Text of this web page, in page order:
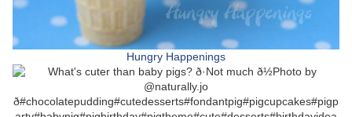
Hungry Happenings